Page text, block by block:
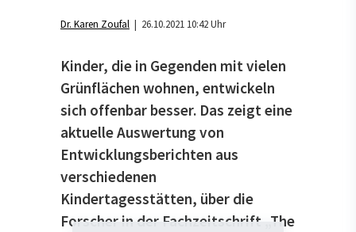
Dr. Karen Zoufal | 26.10.2021 10:42 Uhr
Kinder, die in Gegenden mit vielen
Grünflächen wohnen, entwickeln
sich offenbar besser. Das zeigt eine
aktuelle Auswertung von
Entwicklungsberichten aus
verschiedenen
Kindertagesstätten, über die
Forscher in der Fachzeitschrift „The